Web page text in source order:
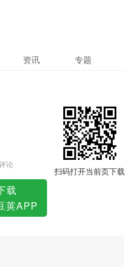
资讯 专题
论
载
荚APP
扫码打开当前页下载